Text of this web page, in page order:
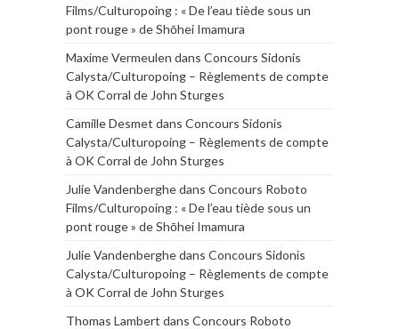
Films/Culturopoing : « De l’eau tiède sous un
pont rouge » de Shōhei Imamura
Maxime Vermeulen dans Concours Sidonis
Calysta/Culturopoing – Règlements de compte
à OK Corral de John Sturges
Camille Desmet dans Concours Sidonis
Calysta/Culturopoing – Règlements de compte
à OK Corral de John Sturges
Julie Vandenberghedans Concours Roboto
Films/Culturopoing : « De l’eau tiède sous un
pont rouge » de Shōhei Imamura
Julie Vandenberghedans Concours Sidonis
Calysta/Culturopoing – Règlements de compte
à OK Corral de John Sturges
Thomas Lambert dans Concours Roboto